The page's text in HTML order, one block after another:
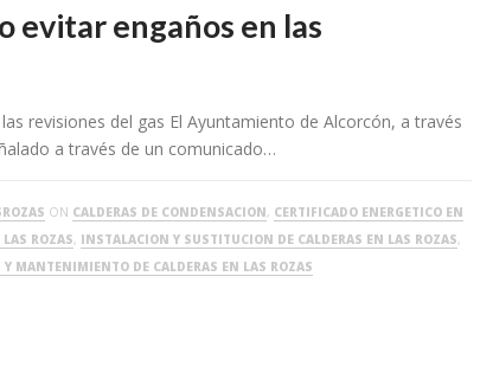
evitar engaños en las
revisiones del gas El Ayuntamiento de Alcorcón, a través
a través de un comunicado…
ON CALDERAS DE CONDENSACION, CERTIFICADO ENERGETICO EN
ROZAS, INSTALACION Y SUSTITUCION DE CALDERAS EN LAS ROZAS,
Y MANTENIMIENTO DE CALDERAS EN LAS ROZAS